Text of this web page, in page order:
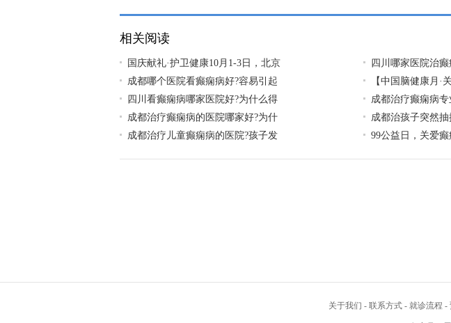
助，速约!
相关阅读
国庆献礼·护卫健康10月1-3日，北京
四川哪家医院治
成都哪个医院看癫痫病好?容易引起
【中国脑健康月·
四川看癫痫病哪家医院好?为什么得
成都治疗癫痫病
成都治疗癫痫病的医院哪家好?为什
成都治孩子突然
成都治疗儿童癫痫病的医院?孩子发
99公益日，关爱
关于我们 - 联系方式 - 就诊流程 -